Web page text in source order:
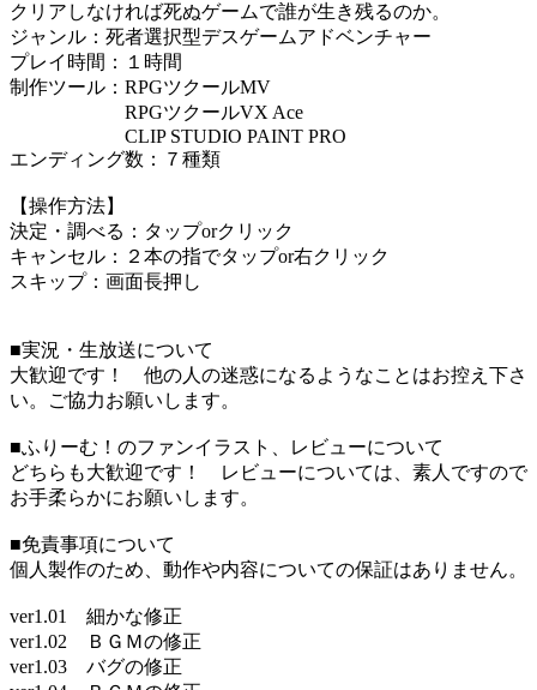
クリアしなければ死ぬゲームで誰が生き残るのか。
ジャンル：死者選択型デスゲームアドベンチャー
プレイ時間：１時間
制作ツール：RPGツクールMV
RPGツクールVX Ace
CLIP STUDIO PAINT PRO
エンディング数：７種類
【操作方法】
決定・調べる：タップorクリック
キャンセル：２本の指でタップor右クリック
スキップ：画面長押し
■実況・生放送について
大歓迎です！ 他の人の迷惑になるようなことはお控え下さ
い。ご協力お願いします。
■ふりーむ！のファンイラスト、レビューについて
どちらも大歓迎です！ レビューについては、素人ですので
お手柔らかにお願いします。
■免責事項について
個人製作のため、動作や内容についての保証はありません。
ver1.01 細かな修正
ver1.02 ＢＧＭの修正
ver1.03 バグの修正